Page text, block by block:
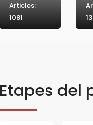
Articles:
1081
Etapes del